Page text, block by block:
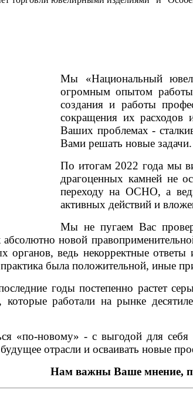
Мы «Национальный
огромным опытом
создания и работы
сокращения их
Ваших проблемах -
Вами решать новые задачи.
По итогам 2022 года мы
драгоценных камней не
переходу на ОСНО, а
активных действий и
Мы не пугаем Вас
абсолютно новой
органов, ведь некорректные
была положительной, иные
годы постепенно растет
работали на рынке
«по-новому» - с выгодой для
отрасли и осваивать новые
Нам важны Ваше мнение,